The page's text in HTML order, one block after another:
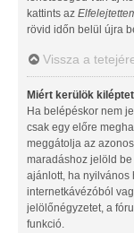
kattints az
rövid időn belül újra
Vissza a
Miért kerülök
Ha belépéskor nem
csak egy előre
meggátolja az
maradáshoz jelöld
ajánlott, ha nyilvános
internetkávézóból
jelölőnégyzetet, a
funkció.